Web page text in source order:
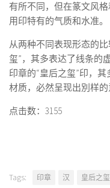
有所不同，但在篆文风
用印特有的气质和水准。
从两种不同表现形态的
玺”，其多表达了线条的
印章的“皇后之玺”印，
材质，必然呈现出別样的
点击数：3155
Tags: 印章 汉 皇后之玺